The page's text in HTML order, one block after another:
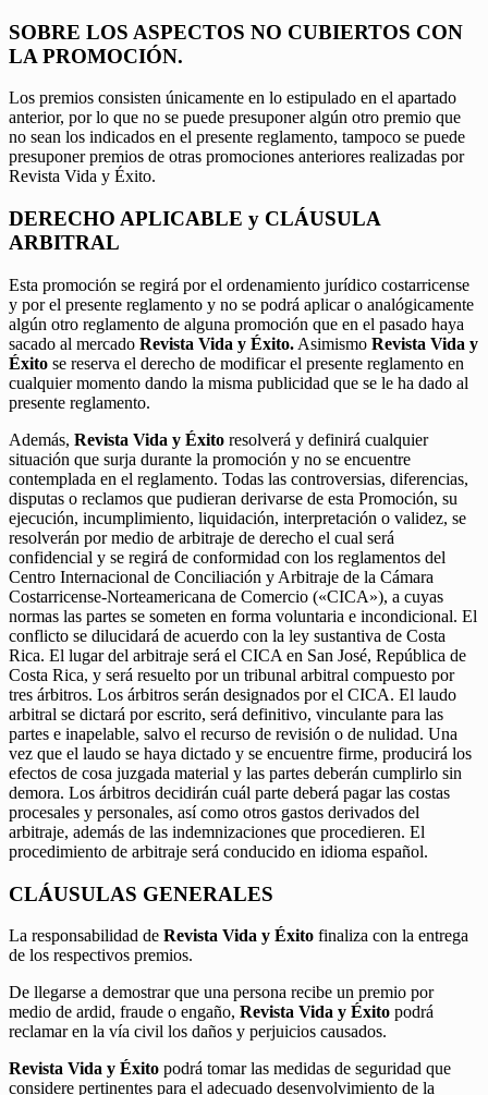
SOBRE LOS ASPECTOS NO CUBIERTOS CON
LA PROMOCIÓN.
Los premios consisten únicamente en lo estipulado en el apartado
anterior, por lo que no se puede presuponer algún otro premio que
no sean los indicados en el presente reglamento, tampoco se puede
presuponer premios de otras promociones anteriores realizadas por
Revista Vida y Éxito.
DERECHO APLICABLE y CLÁUSULA
ARBITRAL
Esta promoción se regirá por el ordenamiento jurídico costarricense
y por el presente reglamento y no se podrá aplicar o analógicamente
algún otro reglamento de alguna promoción que en el pasado haya
sacado al mercado Revista Vida y Éxito. Asimismo Revista Vida y
Éxito se reserva el derecho de modificar el presente reglamento en
cualquier momento dando la misma publicidad que se le ha dado al
presente reglamento.
Además, Revista Vida y Éxito resolverá y definirá cualquier
situación que surja durante la promoción y no se encuentre
contemplada en el reglamento. Todas las controversias, diferencias,
disputas o reclamos que pudieran derivarse de esta Promoción, su
ejecución, incumplimiento, liquidación, interpretación o validez, se
resolverán por medio de arbitraje de derecho el cual será
confidencial y se regirá de conformidad con los reglamentos del
Centro Internacional de Conciliación y Arbitraje de la Cámara
Costarricense-Norteamericana de Comercio («CICA»), a cuyas
normas las partes se someten en forma voluntaria e incondicional. El
conflicto se dilucidará de acuerdo con la ley sustantiva de Costa
Rica. El lugar del arbitraje será el CICA en San José, República de
Costa Rica, y será resuelto por un tribunal arbitral compuesto por
tres árbitros. Los árbitros serán designados por el CICA. El laudo
arbitral se dictará por escrito, será definitivo, vinculante para las
partes e inapelable, salvo el recurso de revisión o de nulidad. Una
vez que el laudo se haya dictado y se encuentre firme, producirá los
efectos de cosa juzgada material y las partes deberán cumplirlo sin
demora. Los árbitros decidirán cuál parte deberá pagar las costas
procesales y personales, así como otros gastos derivados del
arbitraje, además de las indemnizaciones que procedieren. El
procedimiento de arbitraje será conducido en idioma español.
CLÁUSULAS GENERALES
La responsabilidad de Revista Vida y Éxito finaliza con la entrega
de los respectivos premios.
De llegarse a demostrar que una persona recibe un premio por
medio de ardid, fraude o engaño, Revista Vida y Éxito podrá
reclamar en la vía civil los daños y perjuicios causados.
Revista Vida y Éxito podrá tomar las medidas de seguridad que
considere pertinentes para el adecuado desenvolvimiento de la